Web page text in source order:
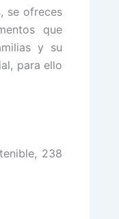
se ofreces
que
y su
para ello
238